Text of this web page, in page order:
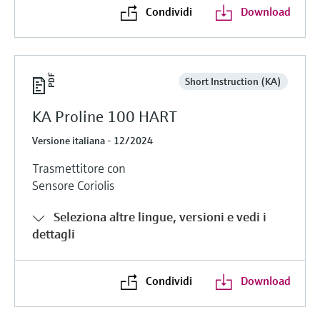
Condividi Download
Short Instruction (KA)
KA Proline 100 HART
Versione italiana - 12/2024
Trasmettitore con
Sensore Coriolis
Seleziona altre lingue, versioni e vedi i
dettagli
Condividi Download